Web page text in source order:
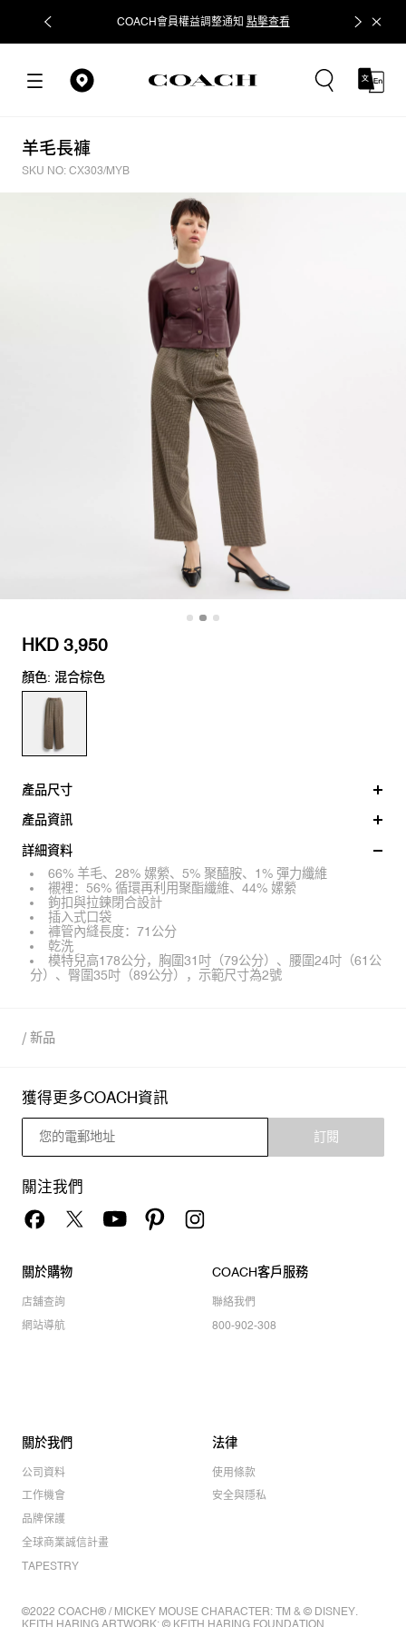
COACH會員權益調整通知 點擊查看 立即追蹤
羊毛長褲
SKU NO: CX303/MYB
HKD 3,950
顏色: 混合棕色
產品尺寸
產品資訊
詳細資料
66% 羊毛、28% 嫘縈、5% 聚醯胺、1% 彈力纖維
襯裡：56% 循環再利用聚酯纖維、44% 嫘縈
鉤扣與拉鍊閉合設計
插入式口袋
褲管內縫長度：71公分
乾洗
模特兒高178公分，胸圍31吋（79公分）、腰圍24吋（61公
分）、臀圍35吋（89公分），示範尺寸為2號
/ 新品
獲得更多COACH資訊
訂閱
關注我們
關於購物
店舖查詢
網站導航
COACH客戶服務
聯絡我們
800-902-308
關於我們
公司資料
工作機會
品牌保護
全球商業誠信計畫
TAPESTRY
法律
使用條款
安全與隱私
©2022 COACH® / MICKEY MOUSE CHARACTER: TM & © DISNEY.
KEITH HARING ARTWORK: © KEITH HARING FOUNDATION.